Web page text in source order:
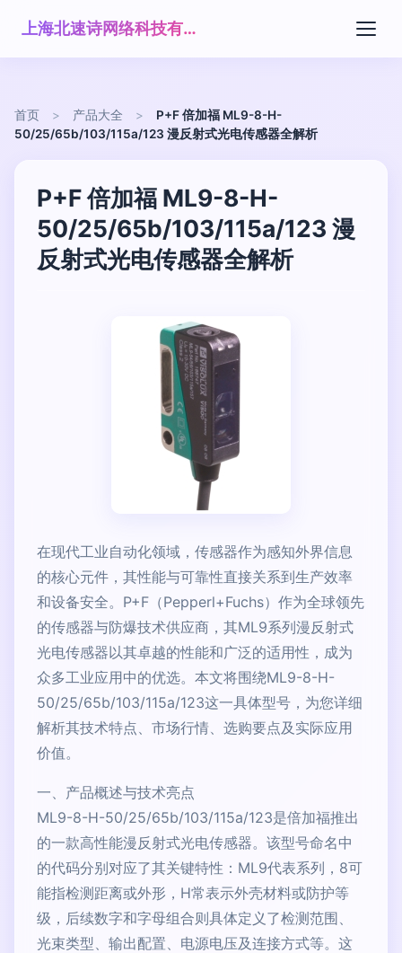
上海北速诗网络科技有限公司
首页 > 产品大全 >
P+F 倍加福 ML9-8-H-
50/25/65b/103/115a/123 漫反射式光电传感器全解析
P+F 倍加福 ML9-8-H-
50/25/65b/103/115a/123 漫
反射式光电传感器全解析
在现代工业自动化领域，传感器作为感知外界信息
的核心元件，其性能与可靠性直接关系到生产效率
和设备安全。P+F（Pepperl+Fuchs）作为全球领先
的传感器与防爆技术供应商，其ML9系列漫反射式
光电传感器以其卓越的性能和广泛的适用性，成为
众多工业应用中的优选。本文将围绕ML9-8-H-
50/25/65b/103/115a/123这一具体型号，为您详细
解析其技术特点、市场行情、选购要点及实际应用
价值。
一、产品概述与技术亮点
ML9-8-H-50/25/65b/103/115a/123是倍加福推出
的一款高性能漫反射式光电传感器。该型号命名中
的代码分别对应了其关键特性：ML9代表系列，8可
能指检测距离或外形，H常表示外壳材料或防护等
级，后续数字和字母组合则具体定义了检测范围、
光束类型、输出配置、电源电压及连接方式等。这